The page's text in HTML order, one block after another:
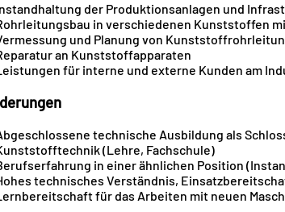
der Produktionsanlagen und
in verschiedenen Kunststoffen
und Planung von
an Kunststoffapparaten
für interne und externe Kunden am
technische Ausbildung als
(Lehre, Fachschule)
in einer ähnlichen Position
technisches Verständnis,
für das Arbeiten mit neuen